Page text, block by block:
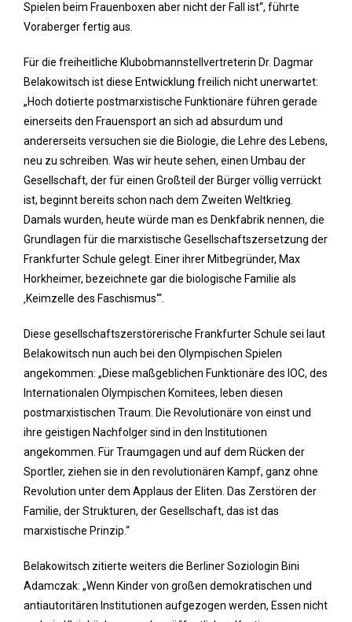
Spielen beim Frauenboxen aber nicht der Fall ist“, führte
Voraberger fertig aus.
Für die freiheitliche Klubobmannstellvertreterin Dr. Dagmar
Belakowitsch ist diese Entwicklung freilich nicht unerwartet:
„Hoch dotierte postmarxistische Funktionäre führen gerade
einerseits den Frauensport an sich ad absurdum und
andererseits versuchen sie die Biologie, die Lehre des Lebens,
neu zu schreiben. Was wir heute sehen, einen Umbau der
Gesellschaft, der für einen Großteil der Bürger völlig verrückt
ist, beginnt bereits schon nach dem Zweiten Weltkrieg.
Damals wurden, heute würde man es Denkfabrik nennen, die
Grundlagen für die marxistische Gesellschaftszersetzung der
Frankfurter Schule gelegt. Einer ihrer Mitbegründer, Max
Horkheimer, bezeichnete gar die biologische Familie als
‚Keimzelle des Faschismus‘“.
Diese gesellschaftszerstörerische Frankfurter Schule sei laut
Belakowitsch nun auch bei den Olympischen Spielen
angekommen: „Diese maßgeblichen Funktionäre des IOC, des
Internationalen Olympischen Komitees, leben diesen
postmarxistischen Traum. Die Revolutionäre von einst und
ihre geistigen Nachfolger sind in den Institutionen
angekommen. Für Traumgagen und auf dem Rücken der
Sportler, ziehen sie in den revolutionären Kampf, ganz ohne
Revolution unter dem Applaus der Eliten. Das Zerstören der
Familie, der Strukturen, der Gesellschaft, das ist das
marxistische Prinzip.“
Belakowitsch zitierte weiters die Berliner Soziologin Bini
Adamczak: „Wenn Kinder von großen demokratischen und
antiautoritären Institutionen aufgezogen werden, Essen nicht